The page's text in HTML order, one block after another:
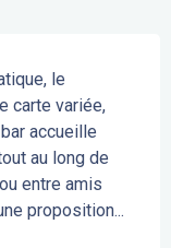
le
carte variée,
accueille
au long de
entre amis
proposition...